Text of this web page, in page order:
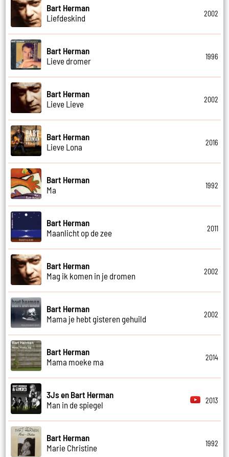
Bart Herman
Liefdeskind
2002
Bart Herman
Lieve dromer
1996
Bart Herman
Lieve Lieve
2002
Bart Herman
Lieve Lona
2016
Bart Herman
Ma
1992
Bart Herman
Maanlicht op de zee
2011
Bart Herman
Mag ik komen in je dromen
2002
Bart Herman
Mama je hebt gisteren gehuild
2002
Bart Herman
Mama moeke ma
2014
3Js en Bart Herman
Man in de spiegel
2013
Bart Herman
Marie Christine
1992